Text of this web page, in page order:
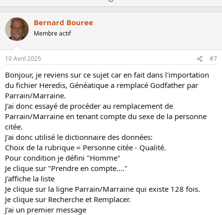
p o
t
e
Bernard Bouree
Membre actif
10 Avril 2025 #7
Bonjour, je reviens sur ce sujet car en fait dans l'importation
du fichier Heredis, Généatique a remplacé Godfather par
Parrain/Marraine.
J'ai donc essayé de procéder au remplacement de
Parrain/Marraine en tenant compte du sexe de la personne
citée.
J'ai donc utilisé le dictionnaire des données:
Choix de la rubrique = Personne citée - Qualité.
Pour condition je défini "Homme"
Je clique sur "Prendre en compte...."
J'affiche la liste
Je clique sur la ligne Parrain/Marraine qui existe 128 fois.
Je clique sur Recherche et Remplacer.
J'ai un premier message